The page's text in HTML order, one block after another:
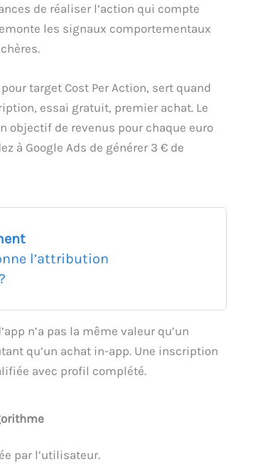
de réaliser l’action qui compte
les signaux comportementaux
pour target Cost Per Action, sert quand
essai gratuit, premier achat. Le
objectif de revenus pour chaque euro
à Google Ads de générer 3 € de
l’attribution
n’a pas la même valeur qu’un
qu’un achat in-app. Une inscription
avec profil complété.
par l’utilisateur.